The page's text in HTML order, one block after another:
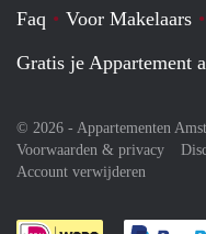
Faq Voor Makelaars
Gratis je Appartement
© 2026 - Appartementen
Voorwaarden & privacy
Account verwijderen